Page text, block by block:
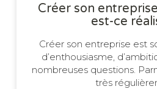
Créer son
est-ce
Créer son entreprise est
d’enthousiasme,
nombreuses questions.
très